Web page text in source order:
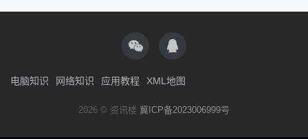
电脑知识 网络知识 应用教程 XML地图
2026 © 资讯楼 冀ICP备2023006999号